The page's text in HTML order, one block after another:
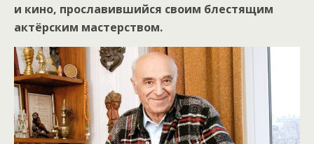
и кино, прославившийся своим блестящим
актёрским мастерством.